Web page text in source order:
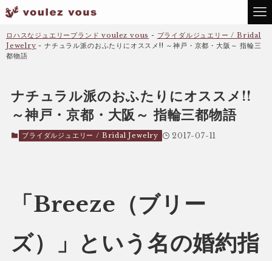
ロハスなジュエリーブランド voulez vous - ブライダルジュエリー / Bridal
Jewelry -ナチュラル派のおふたりにオススメ!! ～神戸・京都・大阪～ 指輪三
都物語
ナチュラル派のおふたりにオススメ!!
～神戸・京都・大阪～ 指輪三都物語
ブライダルジュエリー / Bridal Jewelry 2017-07-11
「Breeze（ブリー
ズ）」という名の婚約指